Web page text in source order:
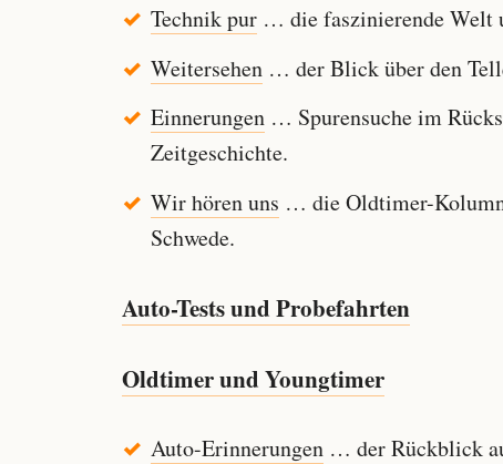
Technik pur… die faszinierende Welt
Weitersehen… der Blick über den
Einnerungen… Spurensuche im
Zeitgeschichte.
Wir hören uns … die Oldtimer-
Schwede.
Auto-Tests und Probefahrten
Oldtimer und Youngtimer
Auto-Erinnerungen… der Rückblick